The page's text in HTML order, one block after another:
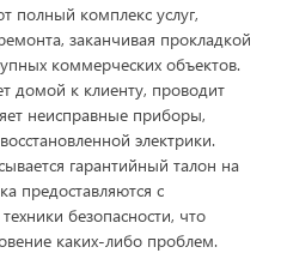
полный комплекс услуг,
заканчивая прокладкой
коммерческих объектов.
домой к клиенту, проводит
неисправные приборы,
электрики.
гарантийный талон на
предоставляются с
безопасности, что
каких-либо проблем.